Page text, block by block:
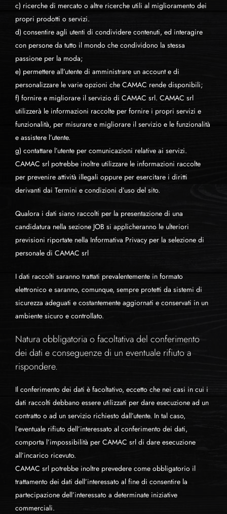
c) ricerche di mercato o altre ricerche utili al miglioramento dei
propri prodotti o servizi.
d) consentire agli utenti di condividere contenuti, ed interagire
con persone da tutto il mondo che condividono la stessa
passione per la moda;
e) permettere all’utente di amministrare un account e di
personalizzare le varie opzioni che CAMAC rende disponibili;
f) fornire e migliorare il servizio di CAMAC srl. CAMAC srl
utilizzerà le informazioni raccolte per fornire i propri servizi e
funzionalità, per misurare e migliorare il servizio e le funzionalità
e assistere l’utente.
g) contattare l’utente per comunicazioni relative ai servizi.
CAMAC srl potrebbe inoltre utilizzare le informazioni raccolte
per prevenire attività illegali oppure per esercitare i diritti
derivanti dai Termini e condizioni d’uso del sito.
Qualora i dati siano raccolti per la presentazione di una
candidatura nella sezione JOB si applicheranno le ulteriori
previsioni riportate nella Informativa Privacy per la selezione di
personale di CAMAC srl
I dati raccolti saranno trattati prevalentemente in formato
elettronico e saranno, comunque, sempre protetti da sistemi di
sicurezza adeguati e costantemente aggiornati e conservati in un
ambiente sicuro e controllato.
Natura obbligatoria o facoltativa del conferimento
dei dati e conseguenze di un eventuale rifiuto a
rispondere.
Il conferimento dei dati è facoltativo, eccetto che nei casi in cui i
dati raccolti debbano essere utilizzati per dare esecuzione ad un
contratto o ad un servizio richiesto dall’utente. In tal caso,
l’eventuale rifiuto dell’interessato al conferimento dei dati,
comporta l’impossibilità per CAMAC srl di dare esecuzione
all’incarico ricevuto.
CAMAC srl potrebbe inoltre prevedere come obbligatorio il
trattamento dei dati dell’interessato al fine di consentire la
partecipazione dell’interessato a determinate iniziative
commerciali.